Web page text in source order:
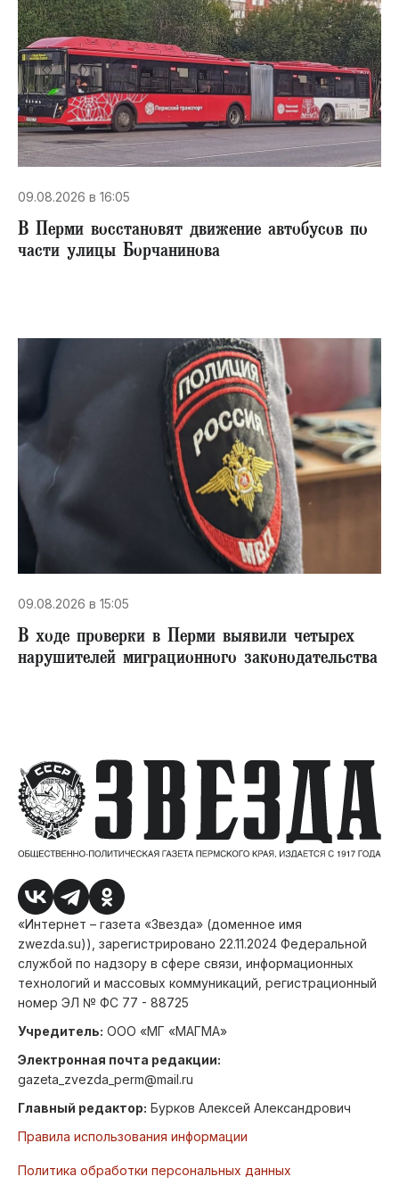
09.08.2026 в 16:05
В Перми восстановят движение автобусов по
части улицы Борчанинова
09.08.2026 в 15:05
В ходе проверки в Перми выявили четырех
нарушителей миграционного законодательства
«Интернет – газета «Звезда» (доменное имя
zwezda.su)), зарегистрировано 22.11.2024 Федеральной
службой по надзору в сфере связи, информационных
технологий и массовых коммуникаций, регистрационный
номер ЭЛ № ФС 77 - 88725
Учредитель: ООО «МГ «МАГМА»
Электронная почта редакции:
gazeta_zvezda_perm@mail.ru
Главный редактор: Бурков Алексей Александрович
Правила использования информации
Политика обработки персональных данных